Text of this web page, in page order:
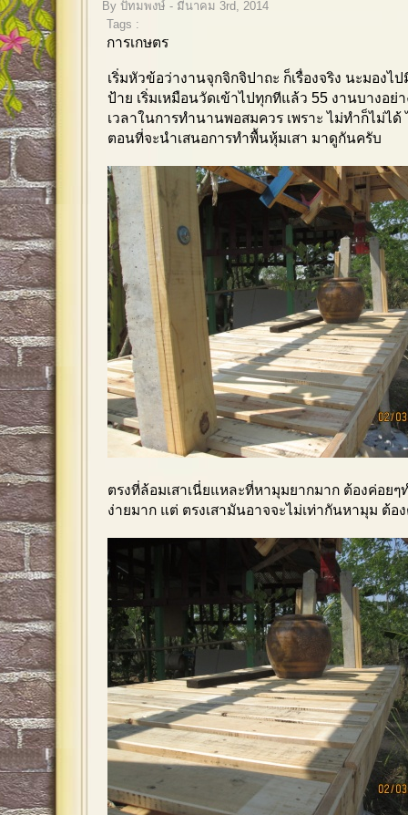
By ปัทมพงษ์ - มีนาคม 3rd, 2014
Tags :
การเกษตร
เริ่มหัวข้อว่างานจุกจิกจิปาถะ ก็เรื่องจริง นะมองไ
ป้าย เริ่มเหมือนวัดเข้าไปทุกทีแล้ว 55 งานบางอย่
เวลาในการทำนานพอสมควร เพราะ ไม่ทำก็ไม่ไ
ตอนที่จะนำเสนอการทำพื้นหุ้มเสา มาดูกันครับ
ตรงที่ล้อมเสาเนี่ยแหละที่หามุมยากมาก ต้องค่อยๆ
ง่ายมาก แต่ ตรงเสามันอาจจะไม่เท่ากันหามุม ต้อ